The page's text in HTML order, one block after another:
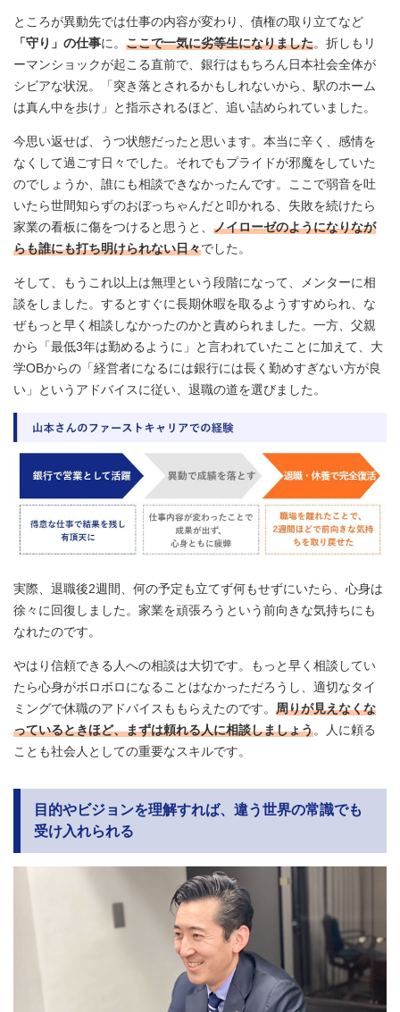
ところが異動先では仕事の内容が変わり、債権の取り立てなど
「守り」の仕事に。 ここで一気に劣等生になりました。折しもリ
ーマンショックが起こる直前で、銀行はもちろん日本社会全体が
シビアな状況。「突き落とされるかもしれないから、駅のホーム
は真ん中を歩け」と指示されるほど、追い詰められていました。
今思い返せば、うつ状態だったと思います。本当に辛く、感情を
なくして過ごす日々でした。それでもプライドが邪魔をしていた
のでしょうか、誰にも相談できなかったんです。ここで弱音を吐
いたら世間知らずのおぼっちゃんだと叩かれる、失敗を続けたら
家業の看板に傷をつけると思うと、 ノイローゼのようになりなが
らも誰にも打ち明けられない日々でした。
そして、もうこれ以上は無理という段階になって、メンターに相
談をしました。するとすぐに長期休暇を取るようすすめられ、な
ぜもっと早く相談しなかったのかと責められました。一方、父親
から「最低3年は勤めるように」と言われていたことに加えて、大
学OBからの「経営者になるには銀行には長く勤めすぎない方が良
い」というアドバイスに従い、退職の道を選びました。
実際、退職後2週間、何の予定も立てず何もせずにいたら、心身は
徐々に回復しました。家業を頑張ろうという前向きな気持ちにも
なれたのです。
やはり信頼できる人への相談は大切です。もっと早く相談してい
たら心身がボロボロになることはなかっただろうし、適切なタイ
ミングで休職のアドバイスももらえたのです。 周りが見えなくな
っているときほど、まずは頼れる人に相談しましょう。人に頼る
ことも社会人としての重要なスキルです。
目的やビジョンを理解すれば、違う世界の常識でも
受け入れられる